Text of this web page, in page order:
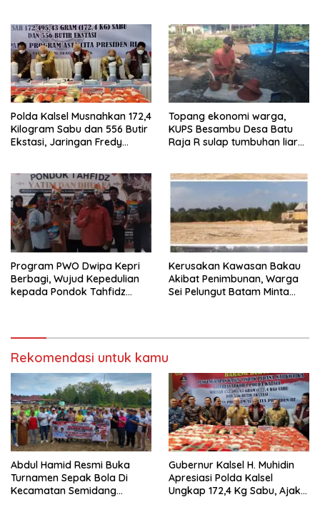
Tahun 2026
Polda Kalsel Musnahkan 172,4
Kilogram Sabu dan 556 Butir
Ekstasi, Jaringan Fredy
Topang ekonomi warga,
KUPS Besambu Desa Batu
Raja R sulap tumbuhan liar
Program PWO Dwipa Kepri
Berbagi, Wujud Kepedulian
kepada Pondok Tahfidz
Kerusakan Kawasan Bakau
Akibat Penimbunan, Warga
Sei Pelungut Batam Minta
Rekomendasi untuk kamu
Abdul Hamid Resmi Buka
Turnamen Sepak Bola Di
Kecamatan Semidang
Gubernur Kalsel H. Muhidin
Apresiasi Polda Kalsel
Ungkap 172,4 Kg Sabu, Ajak